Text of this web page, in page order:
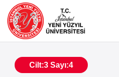
Cilt:3 Sayı:4